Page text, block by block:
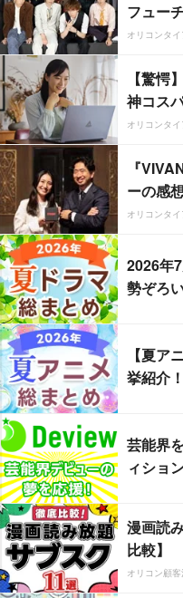
フュー
オリコンタ
【驚愕
神コス
オリコンタ
『
ーの感
オリコンタ
2026年
勢ぞろ
【夏ア
挙紹介！
芸能界
ィショ
漫画読
比較】
オリコン顧